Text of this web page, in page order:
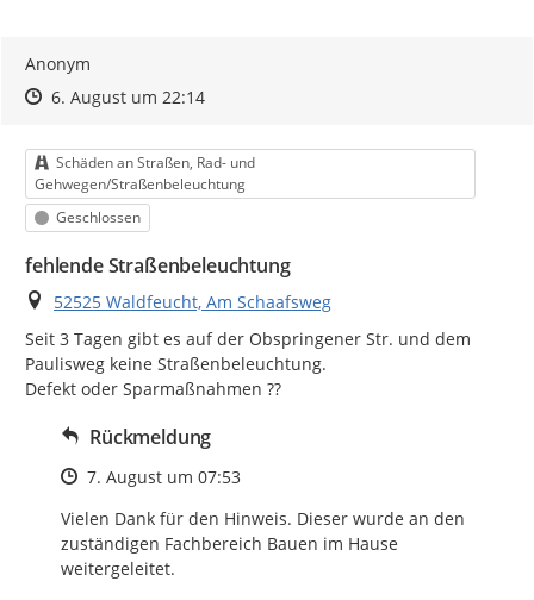
Anonym
Zeitpunkt des Erstellens
Zeitpunkt des Erstellens
6. August um 22:14Zur Äußerung
Kategorie
Schäden an Straßen, Rad- und
Gehwegen/Straßenbeleuchtung
Status
Geschlossen
fehlende Straßenbeleuchtung
Ort
52525 Waldfeucht, Am Schaafsweg
Seit 3 Tagen gibt es auf der Obspringener Str. und dem
Paulisweg keine Straßenbeleuchtung.
Defekt oder Sparmaßnahmen ??
Rückmeldung
Zeitpunkt des Erstellens
7. August um 07:53
Vielen Dank für den Hinweis. Dieser wurde an den
zuständigen Fachbereich Bauen im Hause
weitergeleitet.